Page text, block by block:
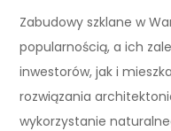
Zabudowy szklane w
popularnością, a ich
inwestorów, jak i
rozwiązania
wykorzystanie